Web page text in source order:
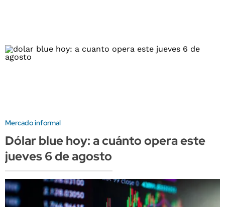
Mercado informal
Dólar blue hoy: a cuánto opera este
jueves 6 de agosto